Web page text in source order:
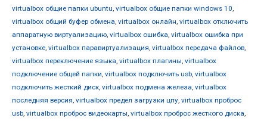
virtualbox общие папки ubuntu, virtualbox общие папки windows 10,
virtualbox общий буфер обмена, virtualbox онлайн, virtualbox отключить
аппаратную виртуализацию, virtualbox ошибка, virtualbox ошибка при
установке, virtualbox паравиртуализация, virtualbox передача файлов,
virtualbox переключение языка, virtualbox плагины, virtualbox
подключение общей папки, virtualbox подключить usb, virtualbox
подключить жесткий диск, virtualbox подмена железа, virtualbox
последняя версия, virtualbox предел загрузки цпу, virtualbox проброс
usb, virtualbox проброс видеокарты, virtualbox проброс жесткого диска,